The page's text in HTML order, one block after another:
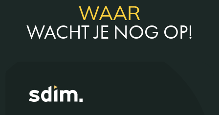
WAAR
WACHT JE NOG OP!